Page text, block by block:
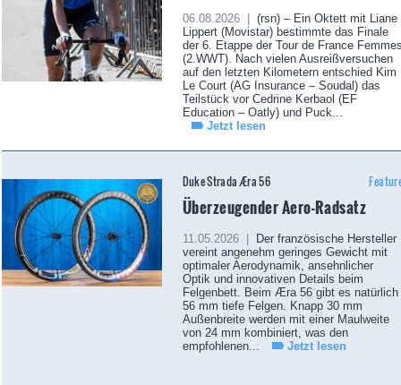
06.08.2026 |
(rsn) – Ein Oktett mit Liane
Lippert (Movistar) bestimmte das Finale
der 6. Etappe der Tour de France
(2.WWT). Nach vielen Ausreißversuchen
auf den letzten Kilometern entschied Kim
Le Court (AG Insurance – Soudal) das
Teilstück vor Cedrine Kerbaol (EF
Education – Oatly) und Puck...
Jetzt lesen
Duke Strada Æra 56
Überzeugender Aero-Radsatz
11.05.2026 |
Der französische Hersteller
vereint angenehm geringes Gewicht mit
optimaler Aerodynamik, ansehnlicher
Optik und innovativen Details beim
Felgenbett. Beim Æra 56 gibt es natürlich
56 mm tiefe Felgen. Knapp 30 mm
Außenbreite werden mit einer Maulweite
von 24 mm kombiniert, was den
empfohlenen...
Jetzt lesen